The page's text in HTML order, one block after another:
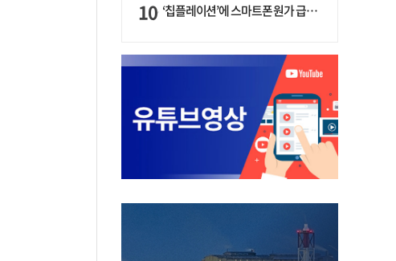
‘칩플레이션’에 스마트폰 원가 급등…삼성전자, ‘엑시노스’ 채택 확대하나